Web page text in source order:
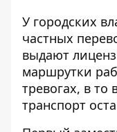
У городских
частных
выдают
маршрутки
тревогах, в то
транспорт